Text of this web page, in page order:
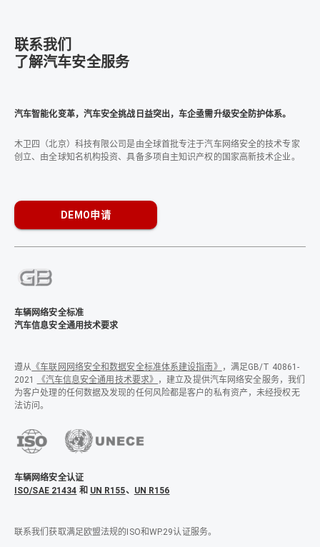
联系我们
了解汽车安全服务
汽车智能化变革，汽车安全挑战日益突出，车企亟需升级安全防护体系。
木卫四（北京）科技有限公司是由全球首批专注于汽车网络安全的技术专家
创立、由全球知名机构投资、具备多项自主知识产权的国家高新技术企业。
DEMO申请
车辆网络安全标准
汽车信息安全通用技术要求
遵从 《车联网网络安全和数据安全标准体系建设指南》 ，满足GB/T 40861-
2021
《汽车信息安全通用技术要求》 ，建立及提供汽车网络安全服务，我们
为客户处理的任何数据及发现的任何风险都是客户的私有资产，未经授权无
法访问。
车辆网络安全认证
ISO/SAE 21434 和 UN R155、 UN R156
联系我们获取满足欧盟法规的ISO和WP.29认证服务。